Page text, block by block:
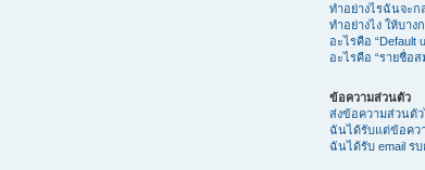
ทำอย่างไรฉันจะ
ทำอย่างไง ให้บา
อะไรคือ “Default
อะไรคือ “รายชื่อส
ข้อความส่วนตัว
ส่งข้อความส่วนตัว
ฉันได้รับแต่ข้อคว
ฉันได้รับ email ร